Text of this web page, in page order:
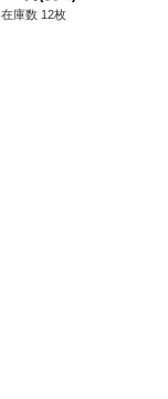
在庫数 12枚